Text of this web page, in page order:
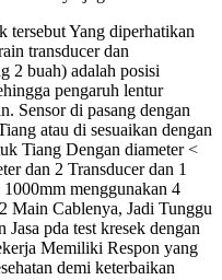
tersebut Yang diperhatikan
transducer dan
2 buah) adalah posisi
pengaruh lentur
Sensor di pasang dengan
atau di sesuaikan dengan
Tiang Dengan diameter <
dan 2 Transducer dan 1
menggunakan 4
Main Cablenya, Jadi Tunggu
Jasa pda test kresek dengan
Memiliki Respon yang
demi keterbaikan